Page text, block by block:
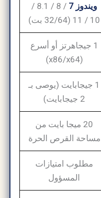
ويندوز 7
/ 8 / 8.1 /
10 / 11 (32/64 بت)
1 جيجاهرتز أو أسرع
1 جيجابايت (يوصى بـ
20 ميجا بايت من
مساحة القرص الحرة
مطلوب امتيازات
المسؤول